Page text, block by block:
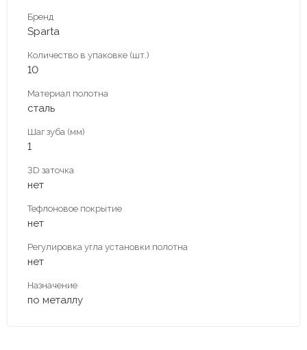
Бренд
Sparta
Количество в упаковке (шт.)
10
Материал полотна
сталь
Шаг зуба (мм)
1
3D заточка
нет
Тефлоновое покрытие
нет
Регулировка угла установки полотна
нет
Назначение
по металлу